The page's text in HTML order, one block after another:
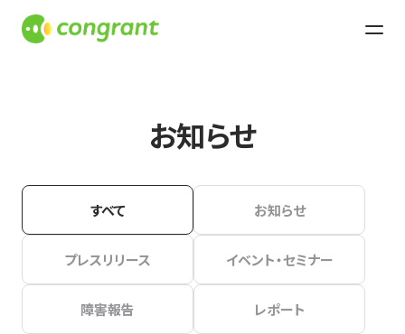
お知らせ
すべて お知らせ
プレスリリース イベント・セミナー
障害報告 レポート